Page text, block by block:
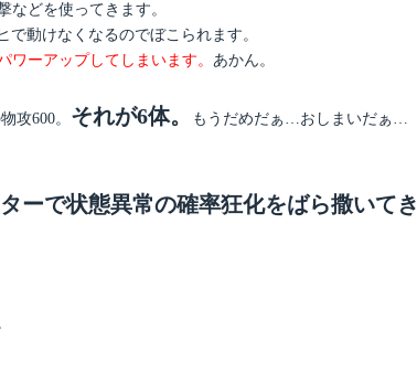
などを使ってきます。
動けなくなるのでぼこられます。
ワーアップしてしまいます。 あかん。
攻600。 それが6体。 もうだめだぁ…おしまいだぁ…
ーで状態異常の確率狂化をばら撒いてき